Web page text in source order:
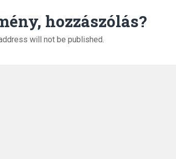
hozzászólás?
will not be published.